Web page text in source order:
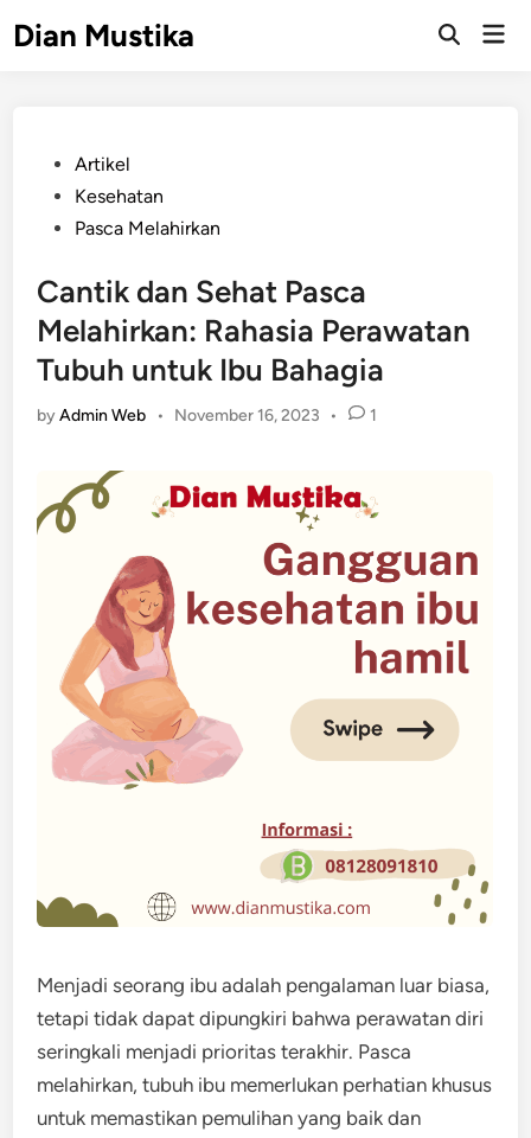
toDian Mustika
Open
PostedArtikel
Kesehatan
Pasca Melahirkan
Cantik dan Sehat Pasca
Melahirkan: Rahasia Perawatan
Tubuh untuk Ibu Bahagia
byAdmin Web • November 16, 2023 • 1
Menjadi seorang ibu adalah pengalaman luar biasa,
tetapi tidak dapat dipungkiri bahwa perawatan diri
seringkali menjadi prioritas terakhir. Pasca
melahirkan, tubuh ibu memerlukan perhatian khusus
untuk memastikan pemulihan yang baik dan